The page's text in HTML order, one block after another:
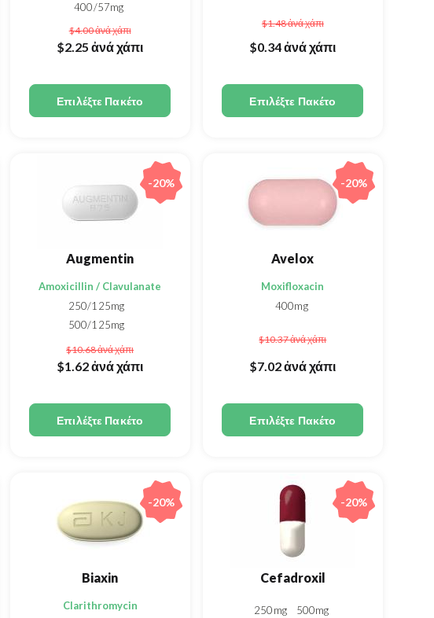
400/57mg
$4.00ἀνά χάπι
$2.25ἀνά χάπι
Επιλέξτε Πακέτο
$1.48ἀνά χάπι
$0.34ἀνά χάπι
Επιλέξτε Πακέτο
Augmentin
Amoxicillin / Clavulanate
250/125mg
500/125mg
750/250mg
875/125mg
$10.68ἀνά χάπι
$1.62ἀνά χάπι
Επιλέξτε Πακέτο
-20%
Avelox
Moxifloxacin
400mg
$10.37ἀνά χάπι
$7.02ἀνά χάπι
Επιλέξτε Πακέτο
-20%
Biaxin
Clarithromycin
-20%
Cefadroxil
250mg 500mg
-20%